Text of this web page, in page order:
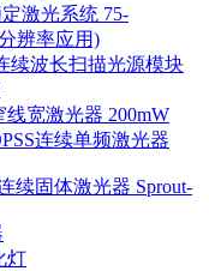
激光系统 75-
辨率应用)
续波长扫描光源模块
线宽激光器 200mW
连续单频激光器
续固体激光器 Sprout-
灯